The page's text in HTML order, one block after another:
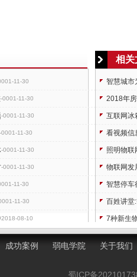
11-30
-0001-11-30
-0001-11-30
-0001-11-30
-0001-11-30
-0001-11-30
11-30
11-30
2018-08-10
-0001-11-30
相关
智慧城市
2018年
互联网冰
看视频信
照明物联
物联网发
智慧停车
百姓讲堂
7种新生
智能交通
成功案例 弱电学院 关于我们
蜀ICP备